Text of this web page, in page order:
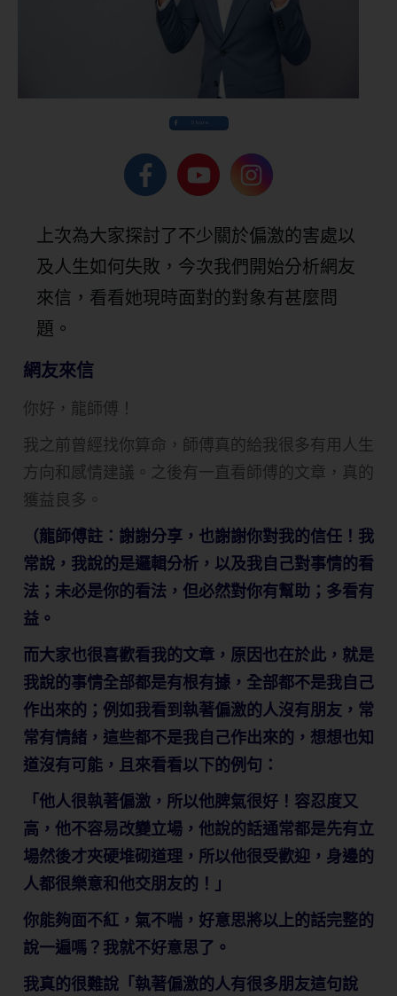
Share
上次為大家探討了不少關於偏激的害處以
及人生如何失敗，今次我們開始分析網友
來信，看看她現時面對的對象有甚麼問
題。
網友來信
你好，龍師傅！
我之前曾經找你算命，師傅真的給我很多有用人生
方向和感情建議。之後有一直看師傅的文章，真的
獲益良多。
（龍師傅註：謝謝分享，也謝謝你對我的信任！我
常說，我說的是邏輯分析，以及我自己對事情的看
法；未必是你的看法，但必然對你有幫助；多看有
益。
而大家也很喜歡看我的文章，原因也在於此，就是
我說的事情全部都是有根有據，全部都不是我自己
作出來的；例如我看到執著偏激的人沒有朋友，常
常有情緒，這些都不是我自己作出來的，想想也知
道沒有可能，且來看看以下的例句：
「他人很執著偏激，所以他脾氣很好！容忍度又
高，他不容易改變立場，他說的話通常都是先有立
場然後才夾硬堆砌道理，所以他很受歡迎，身邊的
人都很樂意和他交朋友的！」
你能夠面不紅，氣不喘，好意思將以上的話完整的
說一遍嗎？我就不好意思了。
我真的很難說「執著偏激的人有很多朋友這句說